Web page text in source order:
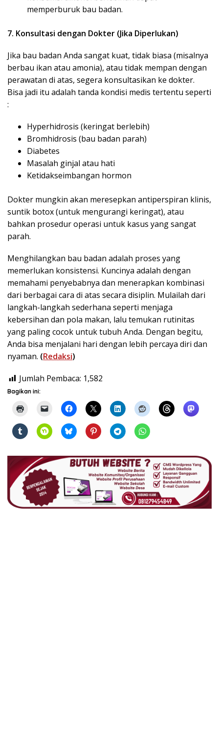
memperburuk bau badan.
7. Konsultasi dengan Dokter (Jika Diperlukan)
Jika bau badan Anda sangat kuat, tidak biasa (misalnya
berbau ikan atau amonia), atau tidak mempan dengan
perawatan di atas, segera konsultasikan ke dokter.
Bisa jadi itu adalah tanda kondisi medis tertentu seperti
:
Hyperhidrosis (keringat berlebih)
Bromhidrosis (bau badan parah)
Diabetes
Masalah ginjal atau hati
Ketidakseimbangan hormon
Dokter mungkin akan meresepkan antiperspiran klinis,
suntik botox (untuk mengurangi keringat), atau
bahkan prosedur operasi untuk kasus yang sangat
parah.
Menghilangkan bau badan adalah proses yang
memerlukan konsistensi. Kuncinya adalah dengan
memahami penyebabnya dan menerapkan kombinasi
dari berbagai cara di atas secara disiplin. Mulailah dari
langkah-langkah sederhana seperti menjaga
kebersihan dan pola makan, lalu temukan rutinitas
yang paling cocok untuk tubuh Anda. Dengan begitu,
Anda bisa menjalani hari dengan lebih percaya diri dan
nyaman. (Redaksi)
Jumlah Pembaca: 1,582
Bagikan ini: